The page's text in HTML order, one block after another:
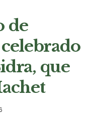
de
que